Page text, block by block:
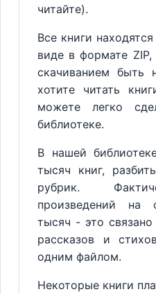
читайте).
Все книги
виде в формате
скачиванием
хотите читать
можете легко
библиотеке.
В нашей
тысяч книг,
рубрик.
произведений на
тысяч - это
рассказов и
одним файлом.
Некоторые книги